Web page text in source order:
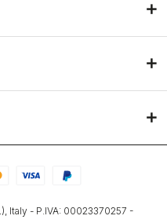
Italy - P.IVA: 00023370257 -